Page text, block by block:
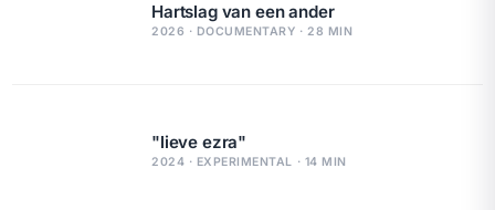
Hartslag van een ander
2026 · DOCUMENTARY · 28 MIN
"lieve ezra"
2024 · EXPERIMENTAL · 14 MIN